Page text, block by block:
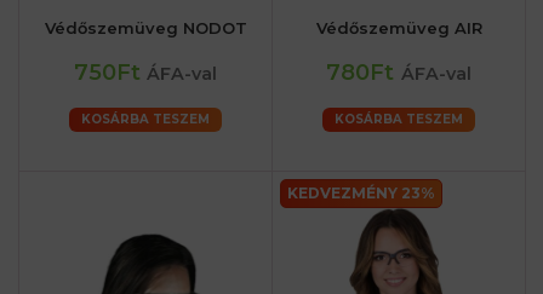
Védőszemüveg NODOT
750Ft ÁFA-val
KOSÁRBA TESZEM
Védőszemüveg AIR
780Ft ÁFA-val
KOSÁRBA TESZEM
KEDVEZMÉNY 23%